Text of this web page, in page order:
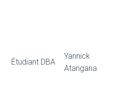
Étudiant DBA
Yannick
Atangana